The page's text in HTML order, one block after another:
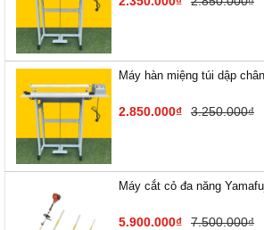
Máy hàn miệng túi dập
2.850.000₫ 3.250.000₫
Máy cắt cỏ đa năng
5.900.000₫ 7.500.000₫